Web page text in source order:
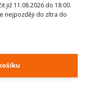
již 11.08.2026 do 18:00.
nejpozději do zítra do